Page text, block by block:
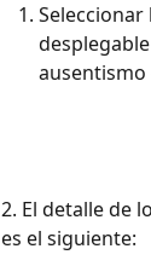
Seleccionar
2. El detalle de
es el siguiente: